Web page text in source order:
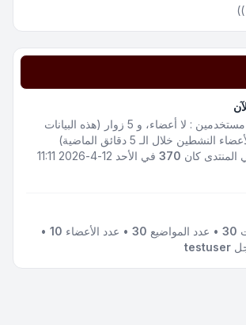
))
مستخدمين : لا أعضاء، و 5 زوار (هذه البيانات
خلال الـ 5 دقائق الماضية)
المنتدى كان 370
في الأحد 12-4-2026 11:11
30• عدد المواضيع 30• عدد الأعضاء 10
•
testuser